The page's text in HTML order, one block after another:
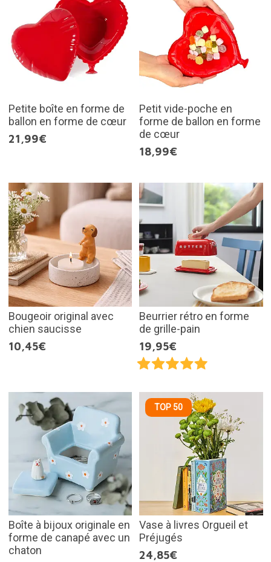
Petite boîte en forme de
ballon en forme de cœur
21,99€
Petit vide-poche en
forme de ballon en forme
de cœur
18,99€
Bougeoir original avec
chien saucisse
10,45€
Beurrier rétro en forme
de grille-pain
19,95€
Boîte à bijoux originale en
forme de canapé avec un
chaton
TOP 50
Vase à livres Orgueil et
Préjugés
24,85€